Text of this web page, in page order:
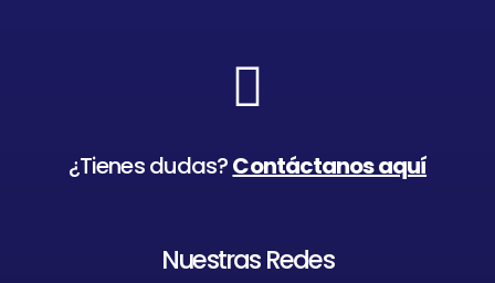
¿Tienes dudas?Contáctanos aquí
Nuestras Redes